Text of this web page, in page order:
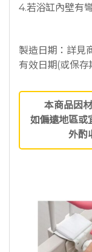
4.若浴缸內壁有
製造日期：詳見
有效日期(或保
本商品因
如偏遠地區或
外酌